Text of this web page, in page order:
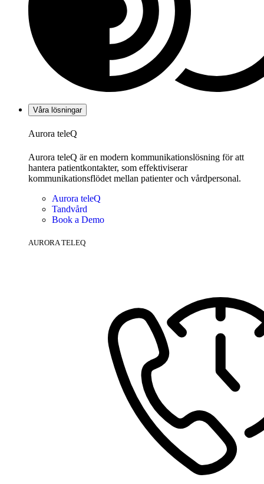
Våra lösningar
Aurora teleQ
Aurora teleQ är en modern kommunikationslösning för att
hantera patientkontakter, som effektiviserar
kommunikationsflödet mellan patienter och vårdpersonal.
Aurora teleQ
Tandvård
Book a Demo
AURORA TELEQ